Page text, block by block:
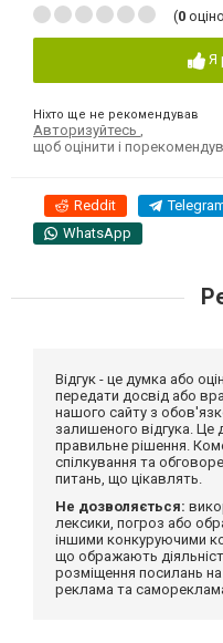
(0
Я
Ніхто ще не рекомендував
Авторизуйтесь
щоб оцінити і
Reddit
WhatsApp
Відгук - це думка або
передати досвід або
нашого сайту з
залишеного відгука.
правильне рішення.
спілкування та
питань, що цікавлять.
Не дозволяється:
лексики, погроз або
іншими конкуруючими
що ображають
розміщення посилань на
реклама та